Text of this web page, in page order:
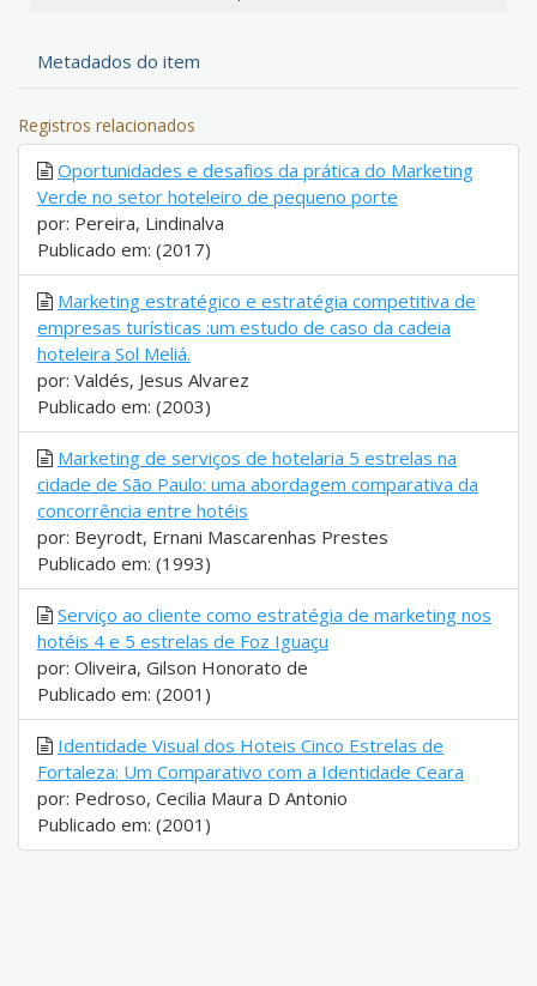
Metadados do item
Registros relacionados
Oportunidades e desafios da prática do Marketing
Verde no setor hoteleiro de pequeno porte
por: Pereira, Lindinalva
Publicado em: (2017)
Marketing estratégico e estratégia competitiva de
empresas turísticas :um estudo de caso da cadeia
hoteleira Sol Meliá.
por: Valdés, Jesus Alvarez
Publicado em: (2003)
Marketing de serviços de hotelaria 5 estrelas na
cidade de São Paulo: uma abordagem comparativa da
concorrência entre hotéis
por: Beyrodt, Ernani Mascarenhas Prestes
Publicado em: (1993)
Serviço ao cliente como estratégia de marketing nos
hotéis 4 e 5 estrelas de Foz Iguaçu
por: Oliveira, Gilson Honorato de
Publicado em: (2001)
Identidade Visual dos Hoteis Cinco Estrelas de
Fortaleza: Um Comparativo com a Identidade Ceara
por: Pedroso, Cecilia Maura D Antonio
Publicado em: (2001)